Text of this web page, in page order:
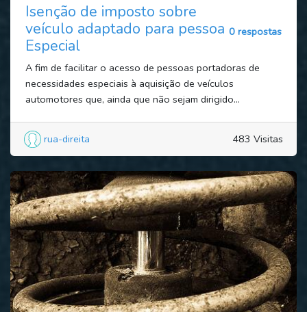
Isenção de imposto sobre
veículo adaptado para pessoa
Especial
0 respostas
A fim de facilitar o acesso de pessoas portadoras de
necessidades especiais à aquisição de veículos
automotores que, ainda que não sejam dirigido...
rua-direita 483 Visitas